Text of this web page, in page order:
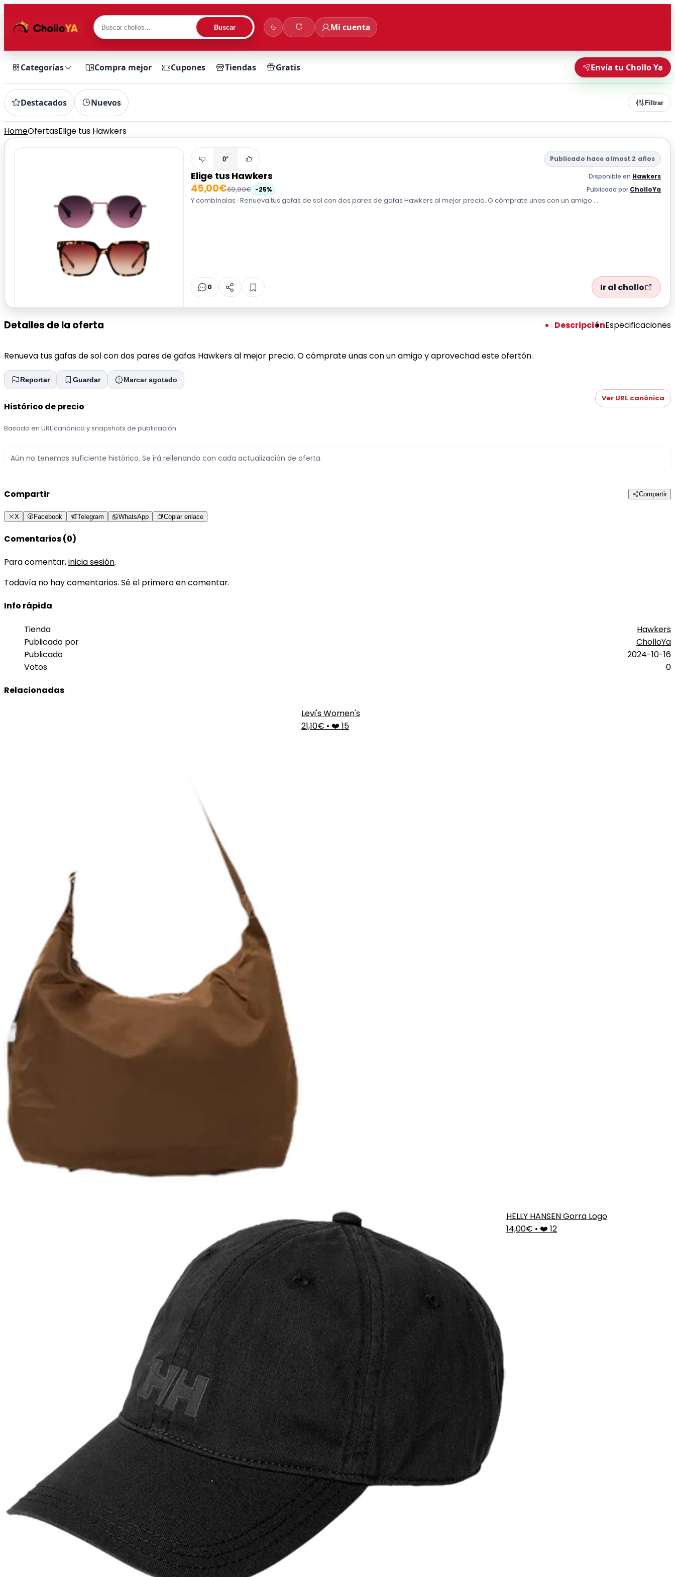
Buscar Mi cuenta
Categorías Compra mejor Cupones Tiendas Gratis Envía tu Chollo Ya
Destacados Nuevos Filtrar
HomeOfertasElige tus Hawkers
0° Publicado hace almost 2 años
Elige tus Hawkers Disponible en Hawkers
45,00€60,00€ -25% Publicado por CholloYa
Y combínalas · Renueva tus gafas de sol con dos pares de gafas Hawkers al mejor precio. O cómprate unas con un amigo ...
0 Ir al chollo
Detalles de la oferta DescripciónEspecificaciones
Renueva tus gafas de sol con dos pares de gafas Hawkers al mejor precio. O cómprate unas con un amigo y aprovechad este ofertón.
Reportar Guardar Marcar agotado
Histórico de precio
Basado en URL canónica y snapshots de publicación.
Ver URL canónica
Aún no tenemos suficiente histórico. Se irá rellenando con cada actualización de oferta.
Compartir Compartir
X Facebook Telegram WhatsApp Copiar enlace
Comentarios (0)
Para comentar,inicia sesión.
Todavía no hay comentarios. Sé el primero en comentar.
Info rápida
Tienda
Hawkers
Publicado por
CholloYa
Publicado
2024-10-16
Votos
0
Relacionadas
Levi's Women's
21,10€ • ❤️ 15
HELLY HANSEN Gorra Logo
14,00€ • ❤️ 12